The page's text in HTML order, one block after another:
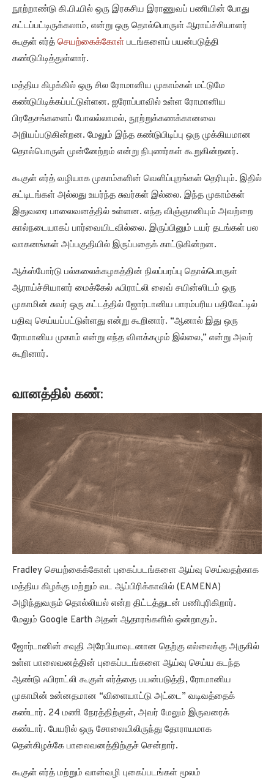
நூற்றாண்டு கி.பி.யில் ஒரு இரகசிய இராணுவப் பணியின் போது
கட்டப்பட்டிருக்கலாம், என்று ஒரு தொல்பொருள் ஆராய்ச்சியாளர்
கூகுள் எர்த் செயற்கைக்கோள் படங்களைப் பயன்படுத்தி
கண்டுபிடித்துள்ளார்.
மத்திய கிழக்கில் ஒரு சில ரோமானிய முகாம்கள் மட்டுமே
கண்டுபிடிக்கப்பட்டுள்ளன. ஐரோப்பாவில் உள்ள ரோமானிய
பிரதேசங்களைப் போலல்லாமல், நூற்றுக்கணக்கானவை
அறியப்படுகின்றன. மேலும் இந்த கண்டுபிடிப்பு ஒரு முக்கியமான
தொல்பொருள் முன்னேற்றம் என்று நிபுணர்கள் கூறுகின்றனர்.
கூகுள் எர்த் வழியாக முகாம்களின் வெளிப்புறங்கள் தெரியும். இதில்
கட்டிடங்கள் அல்லது உயர்ந்த சுவர்கள் இல்லை. இந்த முகாம்கள்
இதுவரை பாலைவனத்தில் உள்ளன. எந்த விஞ்ஞானியும் அவற்றை
கால்நடையாகப் பார்வையிடவில்லை. இருப்பினும் டயர் தடங்கள் பல
வாகனங்கள் அப்பகுதியில் இருப்பதைக் காட்டுகின்றன.
ஆக்ஸ்போர்டு பல்கலைக்கழகத்தின் நிலப்பரப்பு தொல்பொருள்
ஆராய்ச்சியாளர் மைக்கேல் ஃபிராட்லி லைவ் சயின்ஸிடம் ஒரு
முகாமின் சுவர் ஒரு கட்டத்தில் ஜோர்டானிய பாரம்பரிய பதிவேட்டில்
பதிவு செய்யப்பட்டுள்ளது என்று கூறினார். “ஆனால் இது ஒரு
ரோமானிய முகாம் என்று எந்த விளக்கமும் இல்லை,” என்று அவர்
கூறினார்.
வானத்தில் கண்:
Fradley செயற்கைக்கோள் புகைப்படங்களை ஆய்வு செய்வதற்காக
மத்திய கிழக்கு மற்றும் வட ஆப்பிரிக்காவில் (EAMENA)
அழிந்துவரும் தொல்லியல் என்ற திட்டத்துடன் பணிபுரிகிறார்.
மேலும் Google Earth அதன் ஆதாரங்களில் ஒன்றாகும்.
ஜோர்டானின் சவுதி அரேபியாவுடனான தெற்கு எல்லைக்கு அருகில்
உள்ள பாலைவனத்தின் புகைப்படங்களை ஆய்வு செய்ய கடந்த
ஆண்டு ஃபிராட்லி கூகுள் எர்த்தை பயன்படுத்தி, ரோமானிய
முகாமின் உன்னதமான “விளையாட்டு அட்டை” வடிவத்தைக்
கண்டார். 24 மணி நேரத்திற்குள், அவர் மேலும் இருவரைக்
கண்டார். பேயரில் ஒரு சோலையிலிருந்து தோராயமாக
தென்கிழக்கே பாலைவனத்திற்குச் சென்றார்.
கூகுள் எர்த் மற்றும் வான்வழி புகைப்படங்கள் மூலம்